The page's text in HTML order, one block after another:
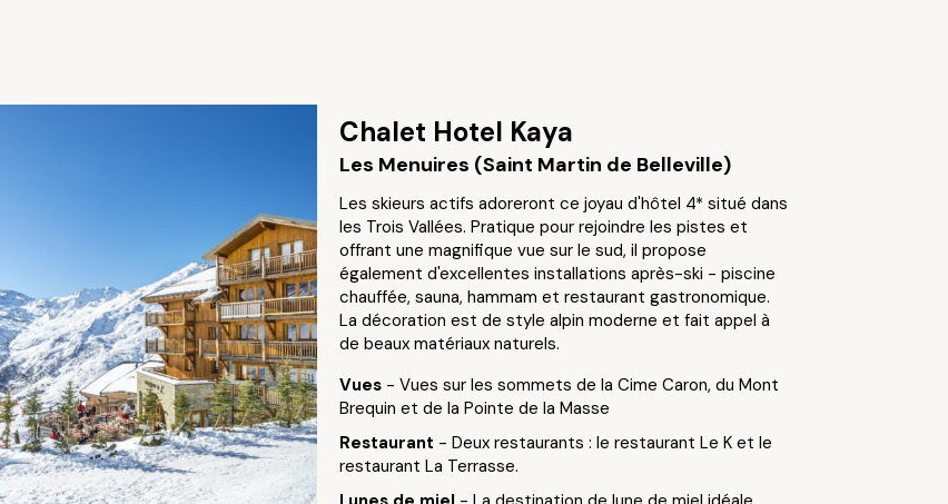
Chalet Hotel Kaya
Les Menuires (Saint Martin de Belleville)
Les skieurs actifs adoreront ce joyau d'hôtel 4* situé dans
les Trois Vallées. Pratique pour rejoindre les pistes et
offrant une magnifique vue sur le sud, il propose
également d'excellentes installations après-ski - piscine
chauffée, sauna, hammam et restaurant gastronomique.
La décoration est de style alpin moderne et fait appel à
de beaux matériaux naturels.
Vues - Vues sur les sommets de la Cime Caron, du Mont
Brequin et de la Pointe de la Masse
Restaurant - Deux restaurants : le restaurant Le K et le
restaurant La Terrasse.